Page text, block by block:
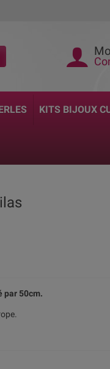
KITS BIJOUX
par 50cm.